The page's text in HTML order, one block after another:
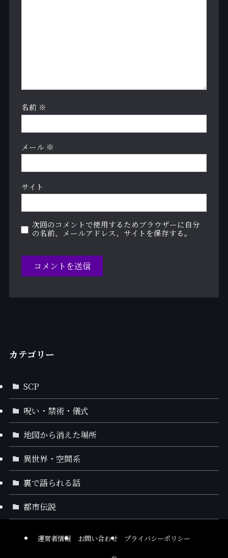
名前 ※
メール ※
サイト
次回のコメントで使用するためブラウザーに自分
の名前、メールアドレス、サイトを保存する。
カテゴリー
SCP
呪い・禁術・儀式
地図から消えた場所
異世界・空間系
裏で語られる話
都市伝説
運営者情報 お問い合わせ プライバシーポリシー